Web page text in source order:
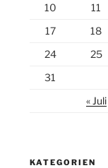
10
11
17
18
24
25
31
« Juli
KATEGORIEN